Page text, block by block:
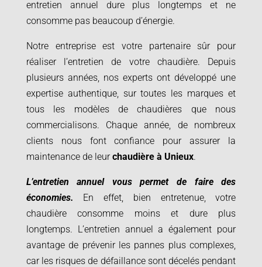
entretien annuel dure plus longtemps et ne
consomme pas beaucoup d’énergie.
Notre entreprise est votre partenaire sûr pour
réaliser l’entretien de votre chaudière. Depuis
plusieurs années, nos experts ont développé une
expertise authentique, sur toutes les marques et
tous les modèles de chaudières que nous
commercialisons. Chaque année, de nombreux
clients nous font confiance pour assurer la
maintenance de leurchaudière à Unieux.
L’entretien annuel vous permet de faire des
économies. En effet, bien entretenue, votre
chaudière consomme moins et dure plus
longtemps. L’entretien annuel a également pour
avantage de prévenir les pannes plus complexes,
car les risques de défaillance sont décelés pendant